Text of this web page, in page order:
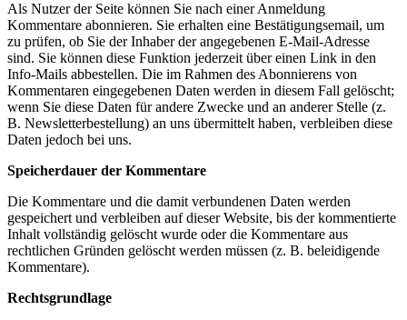
Als Nutzer der Seite können Sie nach einer Anmeldung
Kommentare abonnieren. Sie erhalten eine Bestätigungsemail, um
zu prüfen, ob Sie der Inhaber der angegebenen E-Mail-Adresse
sind. Sie können diese Funktion jederzeit über einen Link in den
Info-Mails abbestellen. Die im Rahmen des Abonnierens von
Kommentaren eingegebenen Daten werden in diesem Fall gelöscht;
wenn Sie diese Daten für andere Zwecke und an anderer Stelle (z.
B. Newsletterbestellung) an uns übermittelt haben, verbleiben diese
Daten jedoch bei uns.
Speicherdauer der Kommentare
Die Kommentare und die damit verbundenen Daten werden
gespeichert und verbleiben auf dieser Website, bis der kommentierte
Inhalt vollständig gelöscht wurde oder die Kommentare aus
rechtlichen Gründen gelöscht werden müssen (z. B. beleidigende
Kommentare).
Rechtsgrundlage